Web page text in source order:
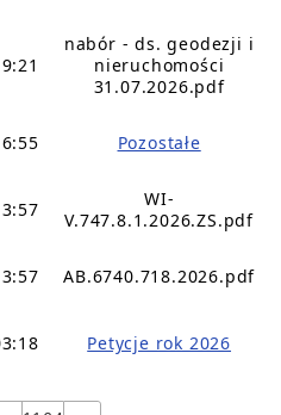
nabór - ds. geodezji i
nieruchomości
31.07.2026.pdf
Pozostałe
WI-
V.747.8.1.2026.ZS.pdf
AB.6740.718.2026.pdf
Petycje rok 2026